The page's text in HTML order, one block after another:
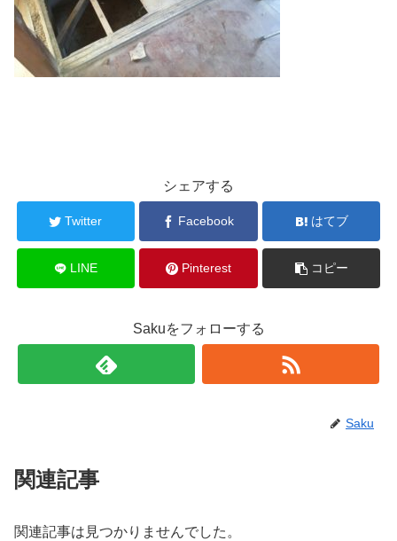
シェアする
Twitter Facebook はてブ
LINE Pinterest コピー
Sakuをフォローする
Saku
関連記事
関連記事は見つかりませんでした。